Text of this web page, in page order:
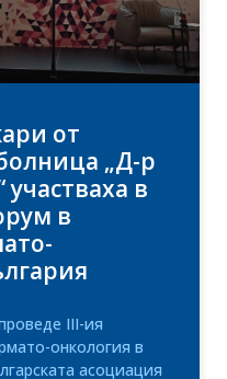
от
„Д-р
участваха в
в
III-ия
онкология в
асоциация